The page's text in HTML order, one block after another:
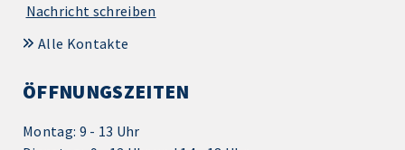
Nachricht schreiben
Alle Kontakte
ÖFFNUNGSZEITEN
Montag: 9 - 13 Uhr